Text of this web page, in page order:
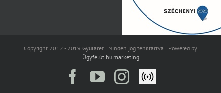
Copyright 2012 - 2019 Gyularef | Minden jog fenntartva | Powered by
Ügyfélút.hu marketing
Facebook
YouTubeInstagram
Élő